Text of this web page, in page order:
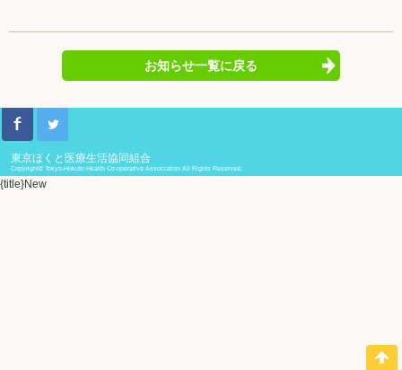
お知らせ一覧に戻る
東京ほくと医療生活協同組合
Copyright© Tokyo-Hokuto Health Co-operative Association All Rights Reserved.
{title}New